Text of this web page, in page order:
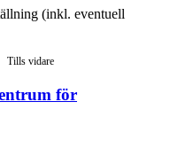
(inkl. eventuell
Tills vidare
för